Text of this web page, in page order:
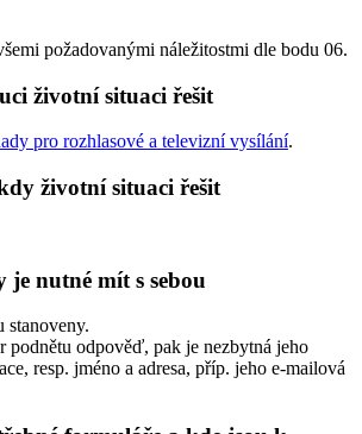
požadovanými náležitostmi dle bodu 06.
životní situaci řešit
pro rozhlasové a televizní vysílání.
životní situaci řešit
je nutné mít s sebou
stanoveny.
podnětu odpověď, pak je nezbytná jeho
resp. jméno a adresa, příp. jeho e-mailová